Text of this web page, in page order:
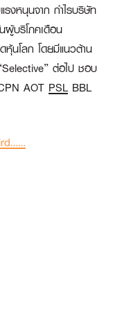
งหนุนจาก กำไรบริษัท
ผู้บริโภคเดือน
หุ้นโลก โดยมีแนวต้าน
ต่อไป ชอบ
AOT PSLBBL